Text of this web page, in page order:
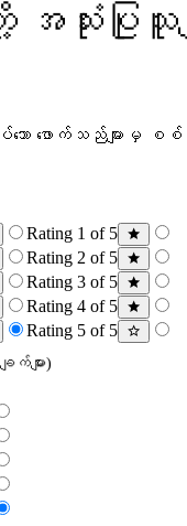
းပြုသူမျ
ော ဖောက်သည်များမှ စ
Rating 1 of 5
Rating 2 of 5
Rating 3 of 5
Rating 4 of 5
Rating 5 of 5
က်များ)